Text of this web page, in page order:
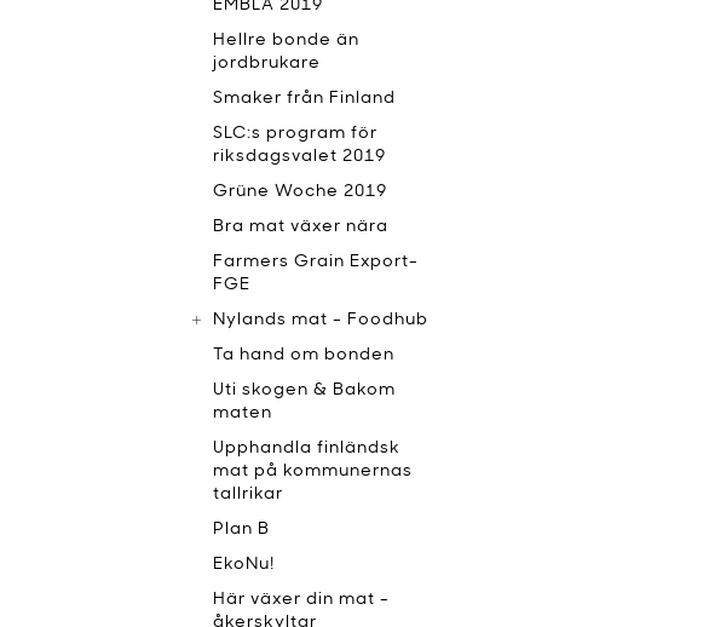
EMBLA 2019
Hellre bonde än
jordbrukare
Smaker från Finland
SLC:s program för
riksdagsvalet 2019
Grüne Woche 2019
Bra mat växer nära
Farmers Grain Export-
FGE
Nylands mat - Foodhub
Ta hand om bonden
Uti skogen & Bakom
maten
Upphandla finländsk
mat på kommunernas
tallrikar
Plan B
EkoNu!
Här växer din mat -
åkerskyltar